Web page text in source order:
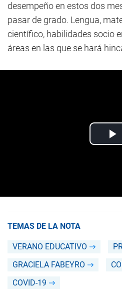
desempeño en estos dos
pasar de grado. Lengua,
científico, habilidades socio
áreas en las que se hará
TEMAS DE LA NOTA
VERANO EDUCATIVO
GRACIELA FABEYRO
COVID-19